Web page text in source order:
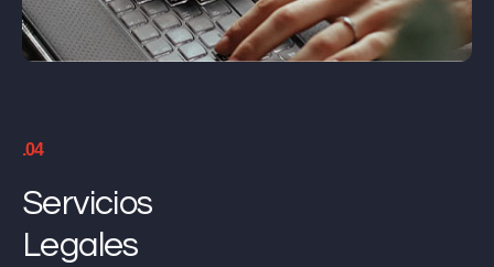
.04
Servicios
Legales